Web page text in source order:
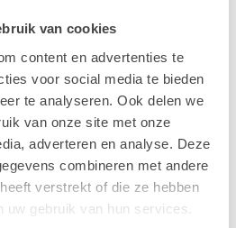
van cookies
content en advertenties te
voor social media te bieden
te analyseren. Ook delen we
van onze site met onze
adverteren en analyse. Deze
combineren met andere
verstrekt of die ze hebben
gebruik van hun services.
BY BO.
€6,59
€5,27
€10,83